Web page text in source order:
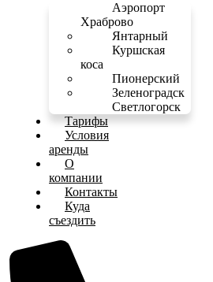
Аэропорт
Храброво
Янтарный
Куршская
коса
Пионерский
Зеленоградск
Светлогорск
Тарифы
Условия
аренды
О
компании
Контакты
Куда
съездить